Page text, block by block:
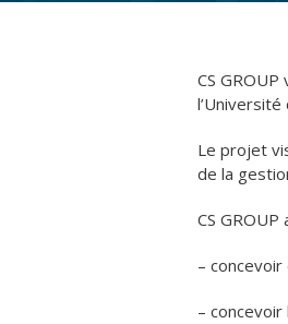
CS
Le projet
de la
CS
–
–